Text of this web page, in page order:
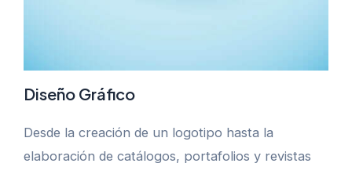
Diseño Gráfico
Desde la creación de un logotipo hasta la
elaboración de catálogos, portafolios y revistas